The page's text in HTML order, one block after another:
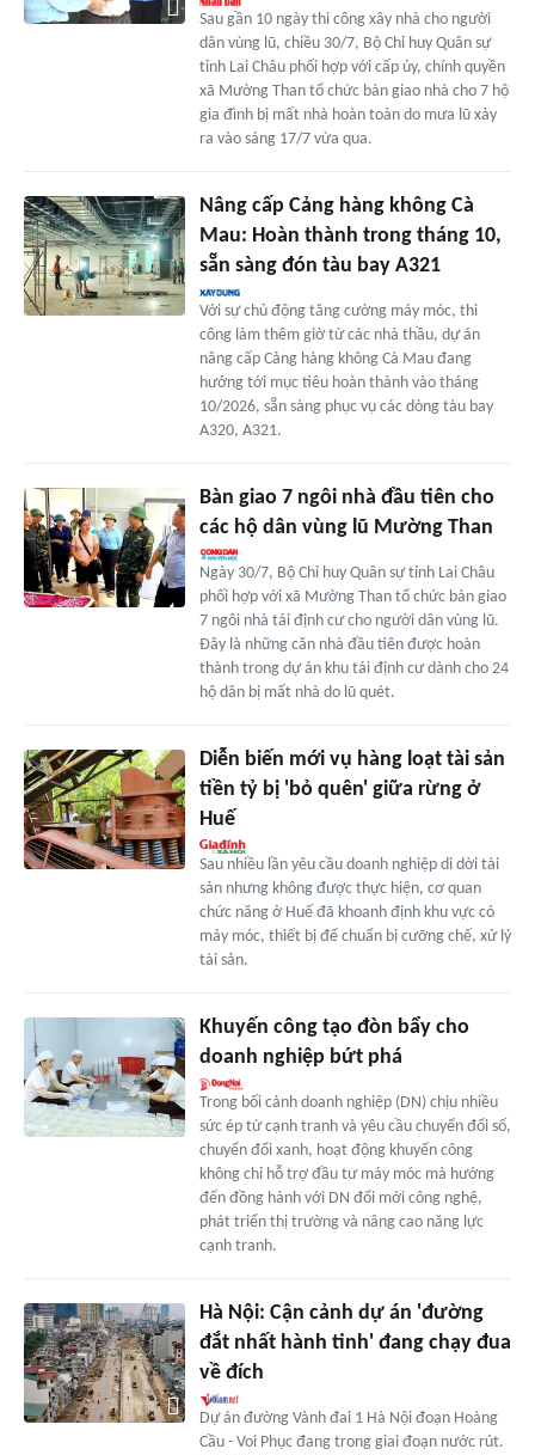
Sau gần 10 ngày thi công xây nhà cho người
dân vùng lũ, chiều 30/7, Bộ Chỉ huy Quân sự
tỉnh Lai Châu phối hợp với cấp ủy, chính quyền
xã Mường Than tổ chức bàn giao nhà cho 7 hộ
gia đình bị mất nhà hoàn toàn do mưa lũ xảy
ra vào sáng 17/7 vừa qua.
Nâng cấp Cảng hàng không Cà
Mau: Hoàn thành trong tháng 10,
sẵn sàng đón tàu bay A321
Với sự chủ động tăng cường máy móc, thi
công làm thêm giờ từ các nhà thầu, dự án
nâng cấp Cảng hàng không Cà Mau đang
hướng tới mục tiêu hoàn thành vào tháng
10/2026, sẵn sàng phục vụ các dòng tàu bay
A320, A321.
Bàn giao 7 ngôi nhà đầu tiên cho
các hộ dân vùng lũ Mường Than
Ngày 30/7, Bộ Chỉ huy Quân sự tỉnh Lai Châu
phối hợp với xã Mường Than tổ chức bàn giao
7 ngôi nhà tái định cư cho người dân vùng lũ.
Đây là những căn nhà đầu tiên được hoàn
thành trong dự án khu tái định cư dành cho 24
hộ dân bị mất nhà do lũ quét.
Diễn biến mới vụ hàng loạt tài sản
tiền tỷ bị 'bỏ quên' giữa rừng ở
Huế
Sau nhiều lần yêu cầu doanh nghiệp di dời tài
sản nhưng không được thực hiện, cơ quan
chức năng ở Huế đã khoanh định khu vực có
máy móc, thiết bị để chuẩn bị cưỡng chế, xử lý
tài sản.
Khuyến công tạo đòn bẩy cho
doanh nghiệp bứt phá
Trong bối cảnh doanh nghiệp (DN) chịu nhiều
sức ép từ cạnh tranh và yêu cầu chuyển đổi số,
chuyển đổi xanh, hoạt động khuyến công
không chỉ hỗ trợ đầu tư máy móc mà hướng
đến đồng hành với DN đổi mới công nghệ,
phát triển thị trường và nâng cao năng lực
cạnh tranh.
Hà Nội: Cận cảnh dự án 'đường
đắt nhất hành tinh' đang chạy đua
về đích
Dự án đường Vành đai 1 Hà Nội đoạn Hoàng
Cầu - Voi Phục đang trong giai đoạn nước rút.